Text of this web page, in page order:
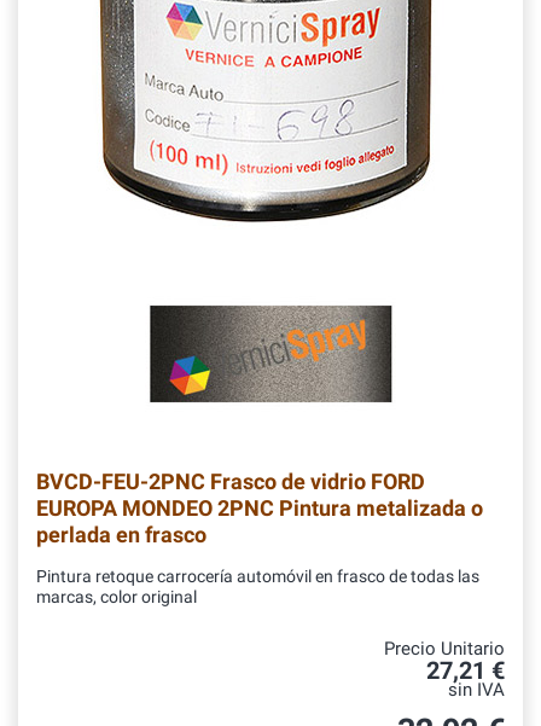
BVCD-FEU-2PNC Frasco de vidrio FORD
EUROPA MONDEO 2PNC Pintura metalizada o
perlada en frasco
Pintura retoque carrocería automóvil en frasco de todas las
marcas, color original
Precio Unitario
27,21 €
sin IVA